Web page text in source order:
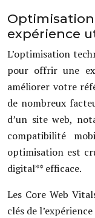
expérience
L’optimisation
pour offrir une
améliorer votre
de nombreux
d’un site web,
compatibilité
optimisation est
digital** efficace.
Les Core Web
clés de